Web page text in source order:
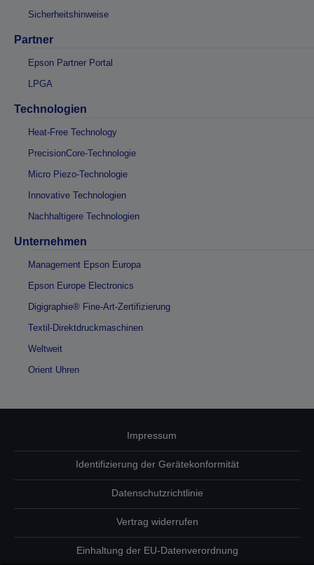
Sicherheitshinweise
Partner
Epson Partner Portal
LPGA
Technologien
Heat-Free Technology
PrecisionCore-Technologie
Micro Piezo-Technologie
Innovative Technologien
Nachhaltigere Technologien
Unternehmen
Management Epson Europa
Epson Europe Electronics
Digigraphie® Fine-Art-Zertifizierung
Textil-Direktdruckmaschinen
Weltweit
Orient Uhren
Impressum
Identifizierung der Gerätekonformität
Datenschutzrichtlinie
Vertrag widerrufen
Einhaltung der EU-Datenverordnung